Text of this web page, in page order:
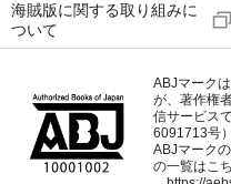
海賊版に関する取り組みに
ついて
ABJマーク
が、著作権
信サービス
6091713号
ABJマーク
の一覧はこ